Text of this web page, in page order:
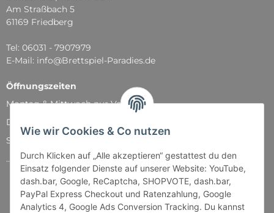
Wie wir Cookies & Co nutzen
Durch Klicken auf „Alle akzeptieren“ gestattest du den
Einsatz folgender Dienste auf unserer Website: YouTube,
dash.bar, Google, ReCaptcha, SHOPVOTE, dash.bar,
PayPal Express Checkout und Ratenzahlung, Google
Analytics 4, Google Ads Conversion Tracking. Du kannst
Am Straßbach 5
61169 Friedberg
Tel: 06031 - 7907979
E-Mail: info@Brettspiel-Paradies.de
Öffnungszeiten
Montag & Mittwoch nur Versand
Dienstag, Donnerstag und Freitag: 11:00 - 18:30 Uhr
Samstag: 11:00 - 14:00 Uhr
...und natürlich während unserer Events